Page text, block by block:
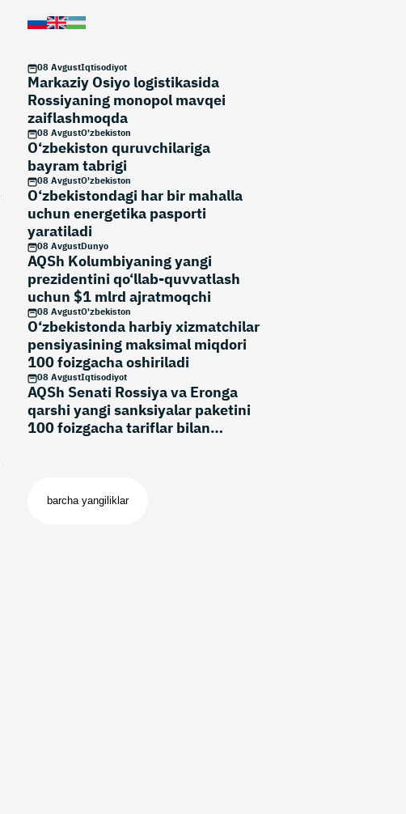
08 AvgustIqtisodiyot
Markaziy Osiyo logistikasida
Rossiyaning monopol mavqei
zaiflashmoqda
08 AvgustO'zbekiston
O‘zbekiston quruvchilariga
bayram tabrigi
08 AvgustO'zbekiston
O‘zbekistondagi har bir mahalla
uchun energetika pasporti
yaratiladi
08 AvgustDunyo
AQSh Kolumbiyaning yangi
prezidentini qo‘llab-quvvatlash
uchun $1 mlrd ajratmoqchi
08 AvgustO'zbekiston
O‘zbekistonda harbiy xizmatchilar
pensiyasining maksimal miqdori
100 foizgacha oshiriladi
08 AvgustIqtisodiyot
AQSh Senati Rossiya va Eronga
qarshi yangi sanksiyalar paketini
100 foizgacha tariflar bilan
barcha yangiliklar